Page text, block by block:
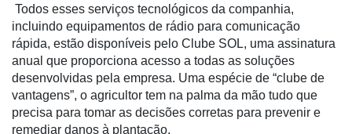
Tecnologia
para
Recursos
Hídricos
Membros
Todos esses serviços tecnológicos da companhia,
incluindo equipamentos de rádio para comunicação
rápida, estão disponíveis pelo Clube SOL, uma assinatura
anual que proporciona acesso a todas as soluções
desenvolvidas pela empresa. Uma espécie de “clube de
vantagens”, o agricultor tem na palma da mão tudo que
precisa para tomar as decisões corretas para prevenir e
remediar danos à plantação.